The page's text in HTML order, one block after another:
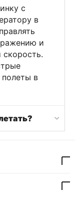
с
в
и
скорость.
в